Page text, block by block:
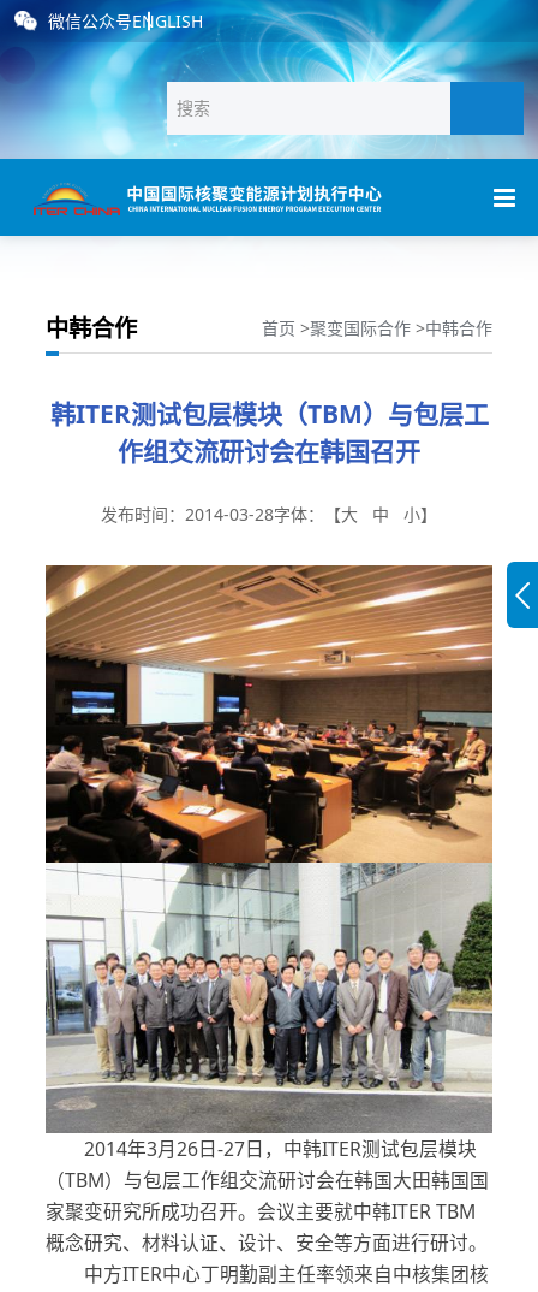
微信公众号ENGLISH
中韩合作 首页 >聚变国际合作>中韩合作
韩ITER测试包层模块（TBM）与包层工
作组交流研讨会在韩国召开
发布时间：2014-03-28字体：【大 中 小】
2014年3月26日-27日，中韩ITER测试包层模块
（TBM）与包层工作组交流研讨会在韩国大田韩国国
家聚变研究所成功召开。会议主要就中韩ITER TBM
概念研究、材料认证、设计、安全等方面进行研讨。
中方ITER中心丁明勤副主任率领来自中核集团核